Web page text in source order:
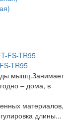
TR95
мышц.Занимает
– дома, в
материалов,
длины...